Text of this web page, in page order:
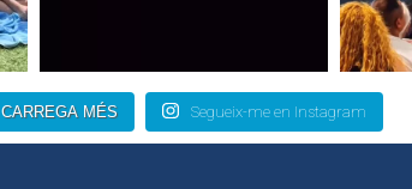
CARREGA MÉS Segueix-me en Instagram